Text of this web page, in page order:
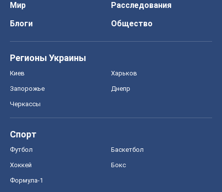
Мир
Расследования
Блоги
Общество
Регионы Украины
Киев Харьков
Запорожье Днепр
Черкассы
Спорт
Футбол Баскетбол
Хоккей Бокс
Формула-1